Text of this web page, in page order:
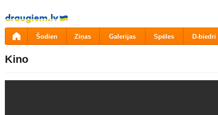
Pāriet
uz
saturu
Šodien Ziņas Galerijas Spēles D-biedri
Kino